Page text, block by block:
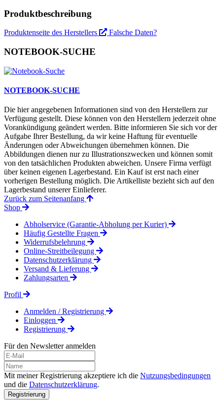
Produktbeschreibung
Produktenseite des Herstellers Falsche Daten?
NOTEBOOK-SUCHE
NOTEBOOK-SUCHE
Die hier angegebenen Informationen sind von den Herstellern zur
Verfügung gestellt. Diese können von den Herstellern jederzeit ohne
Vorankündigung geändert werden. Bitte informieren Sie sich vor der
Aufgabe Ihrer Bestellung, da wir keine Haftung für eventuelle
Änderungen oder Abweichungen übernehmen können. Die
Abbildungen dienen nur zu Illustrationszwecken und können somit
von den tatsächlichen Produkten abweichen. Unsere Firma verfügt
über keinen eigenen Lagerbestand. Ein Kauf ist erst nach einer
vorherigen Bestellung möglich. Die Artikelliste bezieht sich auf den
Lagerbestand unserer Einlieferer.
Zurück zum Seitenanfang
Shop
Abholservice (Garantie-Abholung per Kurier)
Häufig Gestellte Fragen
Widerrufsbelehrung
Online-Streitbeilegung
Datenschutzerklärung
Versand & Lieferung
Zahlungsarten
Profil
Anmelden / Registrierung
Einloggen
Registrierung
Für den Newsletter anmelden
Mit meiner Registrierung akzeptiere ich die Nutzungsbedingungen
und die Datenschutzerklärung.
Registrierung